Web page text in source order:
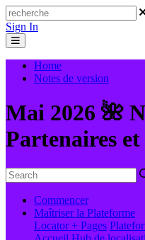
Sign In
Home
Notes de version
Mai 2026 🌺
Partenaires
Commencer
Maîtriser la Plateforme
Locator + Pages